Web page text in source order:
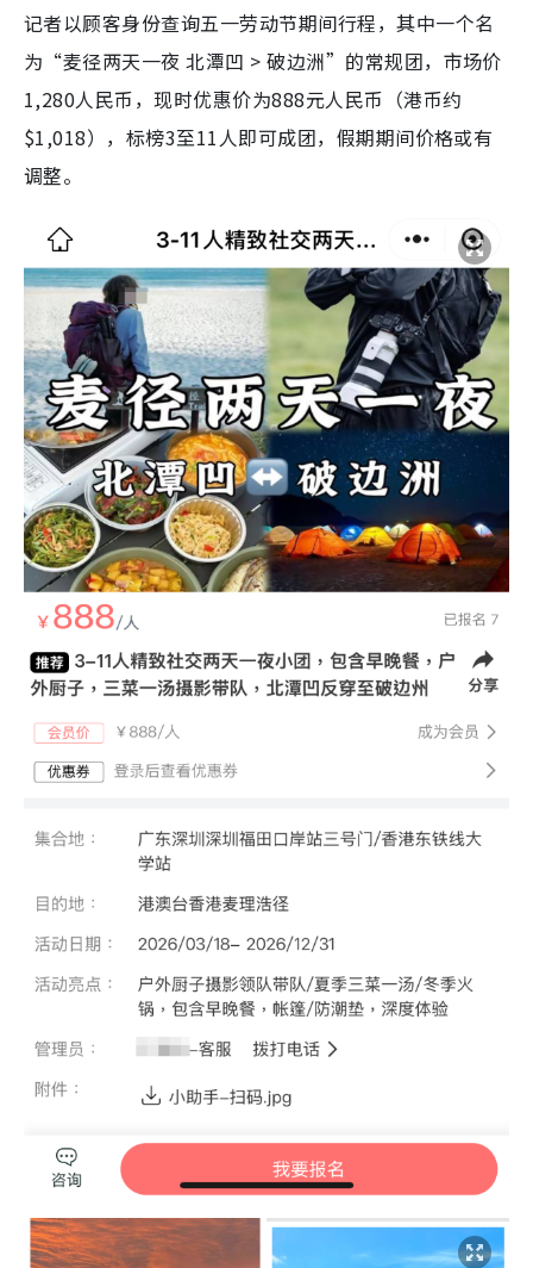
记者以顾客身份查询五一劳动节期间行程，其中一个名
为“麦径两天一夜 北潭凹 > 破边洲”的常规团，市场价
1,280人民币，现时优惠价为888元人民币（港币约
$1,018），标榜3至11人即可成团，假期期间价格或有
调整。